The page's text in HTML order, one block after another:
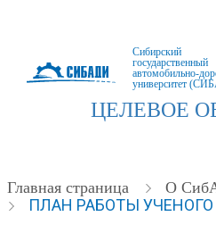
Сибирский
государственный
автомобильно-
университет
ЦЕЛЕВОЕ
Главная страница О
ПЛАН РАБОТЫ УЧЕНОГО